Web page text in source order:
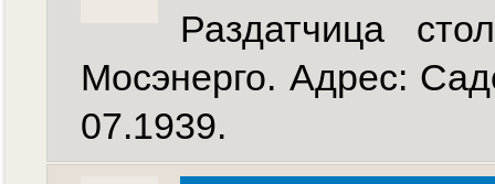
Раздатчица
Мосэнерго. Адрес:
07.1939.